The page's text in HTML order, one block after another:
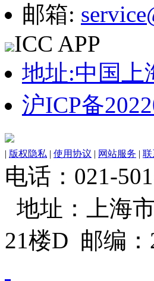
邮箱:
ICC APP
地址:中国上
沪ICP备
| 版权隐私 | 使用协议 | 网站服务 | 联
电话：021-
地址：上海
21楼D 邮编：